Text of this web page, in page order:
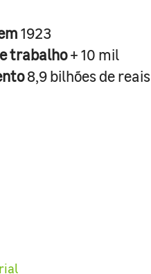
1923
trabalho+ 10 mil
8,9 bilhões de reais